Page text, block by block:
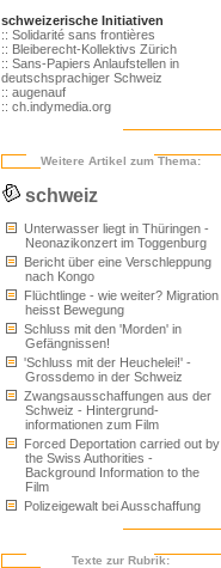
schweizerische Initiativen
:: Solidarité sans frontières
:: Bleiberecht-Kollektivs Zürich
:: Sans-Papiers Anlaufstellen in
deutschsprachiger Schweiz
:: augenauf
:: ch.indymedia.org
Weitere Artikel zum Thema:
schweiz
Unterwasser liegt in Thüringen -
Neonazikonzert im Toggenburg
Bericht über eine Verschleppung
nach Kongo
Flüchtlinge - wie weiter? Migration
heisst Bewegung
Schluss mit den 'Morden' in
Gefängnissen!
'Schluss mit der Heuchelei!' -
Grossdemo in der Schweiz
Zwangsausschaffungen aus der
Schweiz - Hintergrund-
informationen zum Film
Forced Deportation carried out by
the Swiss Authorities -
Background Information to the
Film
Polizeigewalt bei Ausschaffung
Texte zur Rubrik: